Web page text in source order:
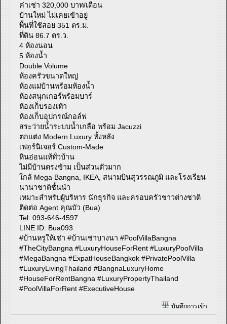
ค่าเช่า 320,000 บาท/เดือน
บ้านใหม่ ไม่เคยเข้าอยู่
พื้นที่ใช้สอย 351 ตร.ม.
ที่ดิน 86.7 ตร.ว.
4 ห้องนอน
5 ห้องน้ำ
Double Volume
ห้องครัวขนาดใหญ่
ห้องแม่บ้านพร้อมห้องน้ำ
ห้องสนุกเกอร์พร้อมบาร์
ห้องเก็บรองเท้า
ห้องเก็บอุปกรณ์กอล์ฟ
สระว่ายน้ำระบบน้ำเกลือ พร้อม Jacuzzi
ตกแต่ง Modern Luxury ทั้งหลัง
เฟอร์นิเจอร์ Custom-Made
หินอ่อนแท้ทั่วบ้าน
ไม่มีบ้านตรงข้าม เป็นส่วนตัวมาก
ใกล้ Mega Bangna, IKEA, สนามบินสุวรรณภูมิ และโรงเรียน
นานาชาติชั้นนำ
เหมาะสำหรับผู้บริหาร นักธุรกิจ และครอบครัวชาวต่างชาติ
ติดต่อ Agent คุณบัว (Bua)
Tel: 093-646-4597
LINE ID: Bua093
#บ้านหรูให้เช่า #บ้านเช่าบางนา #PoolVillaBangna
#TheCityBangna #LuxuryHouseForRent #LuxuryPoolVilla
#MegaBangna #ExpatHouseBangkok #PrivatePoolVilla
#LuxuryLivingThailand #BangnaLuxuryHome
#HouseForRentBangna #LuxuryPropertyThailand
#PoolVillaForRent #ExecutiveHouse
บันทึกการเข้า